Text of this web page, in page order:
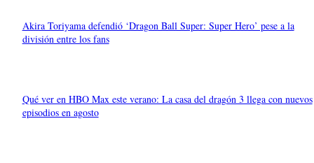
Akira Toriyama defendió ‘Dragon Ball Super: Super Hero’ pese a la
división entre los fans
Qué ver en HBO Max este verano: La casa del dragón 3 llega con nuevos
episodios en agosto